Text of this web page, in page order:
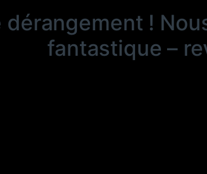
dérangement !
fantastique –